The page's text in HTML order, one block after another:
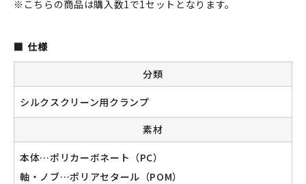
ギャラリー
おしらせ
新規会員登録
※こちらの商品は購入数1で1セットとなります。
仕様
分類
シルクスクリーン用クランプ
素材
本体…ポリカーボネート（PC）
軸・ノブ…ポリアセタール（POM）